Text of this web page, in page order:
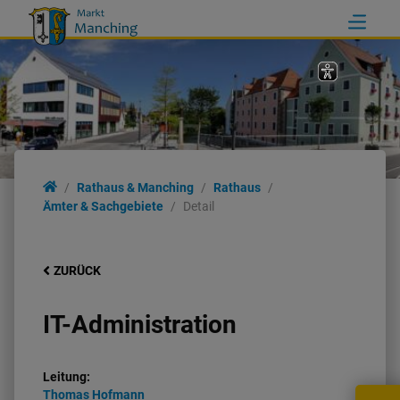
Rathaus & Manching
Rathaus
Ämter & Sachgebiete
Detail
ZURÜCK
IT-Administration
Leitung:
Thomas Hofmann